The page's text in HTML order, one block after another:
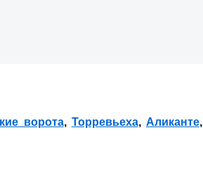
ворота, Торревьеха, Аликанте,